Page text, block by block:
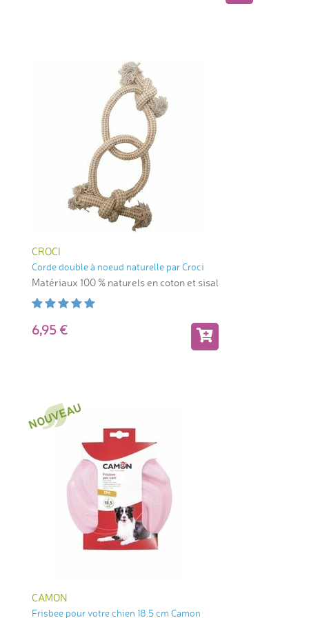
CROCI
Corde double à noeud naturelle par Croci
Matériaux 100 % naturels en coton et sisal
6,95
CAMON
Frisbee pour votre chien 18.5 cm Camon